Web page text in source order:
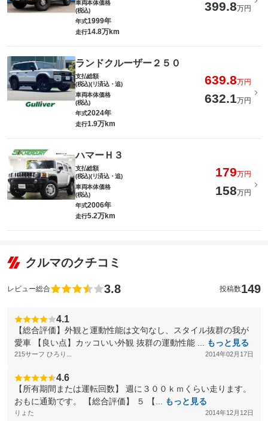
車両本体価格
(税込)
399.8万円
年式1999年
走行14.8万km
ランドクルーザー２５０
支払総額
(税込)(リ済込・追)
639.8万円
車両本体価格
(税込)
632.1万円
年式2024年
走行1.9万km
ハマーＨ３
支払総額
(税込)(リ済込・追)
179万円
車両本体価格
(税込)
158万円
年式2006年
走行5.2万km
クルマのクチコミ
レビュー総合 3.8 投稿数149
4.1
【総合評価】外観と運動性能は文句なし、スタイル抜群の我が
愛車 【良い点】カッコいい外観 抜群の運動性能 ...
もっと見る
215サーフ ひろり... 2014年02月17日
4.6
【所有期間または運転回数】 週に３００ｋｍくらい走ります。
おもに通勤です。 【総合評価】 ５ 【...
もっと見る
りょた 2014年12月12日